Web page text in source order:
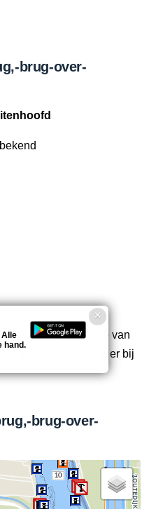
brug-over-
je een goede foto van
te voegen? Zet 'm er bij
brug-over-
10
Alle
hand.